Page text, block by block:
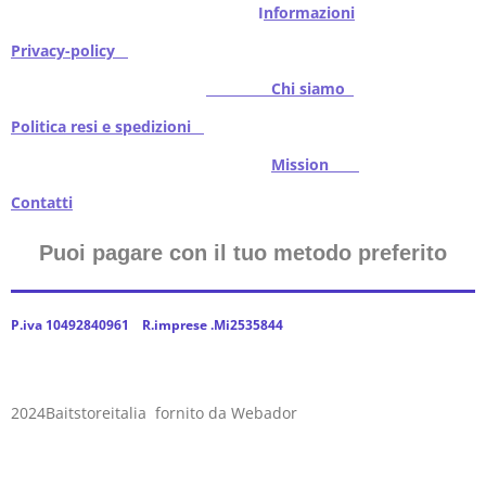
Informazioni
Privacy-policy
Chi siamo
Politica resi e spedizioni
Mission
Contatti
Puoi pagare con il tuo metodo preferito
P.iva 10492840961 R.imprese .Mi2535844
2024Baitstoreitalia fornito da Webador